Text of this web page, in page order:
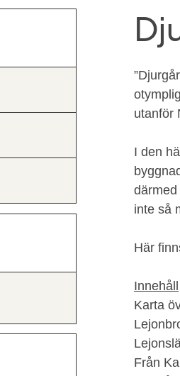
utanför
I den
därmed
inte så
Här
Innehåll
Karta
Från